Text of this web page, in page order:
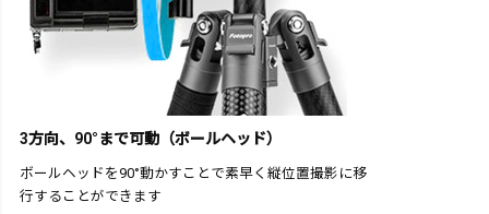
3方向、90°まで可動（ボールヘッド）
ボールヘッドを90°動かすことで素早く縦位置撮影に移
行することができます